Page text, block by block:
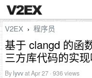
V2EX › 程序员
基于 clangd 的函
三方库代码的实
By lyvvat Apr 27 · 936 views